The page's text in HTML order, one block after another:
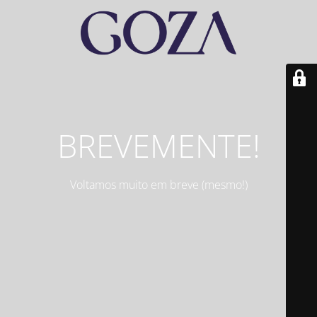
BREVEMENTE!
Voltamos muito em breve (mesmo!)